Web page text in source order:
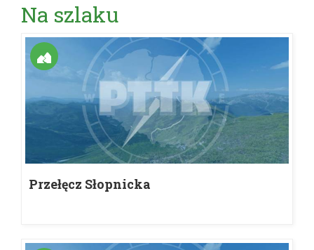
Na szlaku
Przełęcz Słopnicka